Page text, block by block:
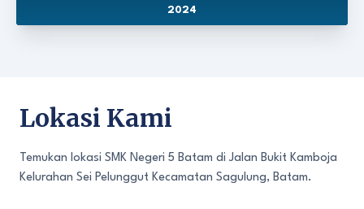
2024
Lokasi Kami
Temukan lokasi SMK Negeri 5 Batam di Jalan Bukit Kamboja
Kelurahan Sei Pelunggut Kecamatan Sagulung, Batam.